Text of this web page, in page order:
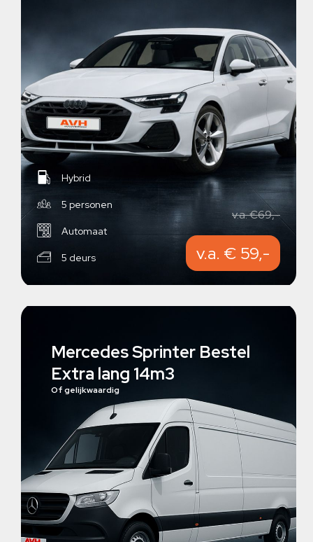
Hybrid
5 personen
Automaat
5 deurs
v.a. €69,-
v.a. € 59,-
Mercedes Sprinter Bestel
Extra lang 14m3
Of gelijkwaardig